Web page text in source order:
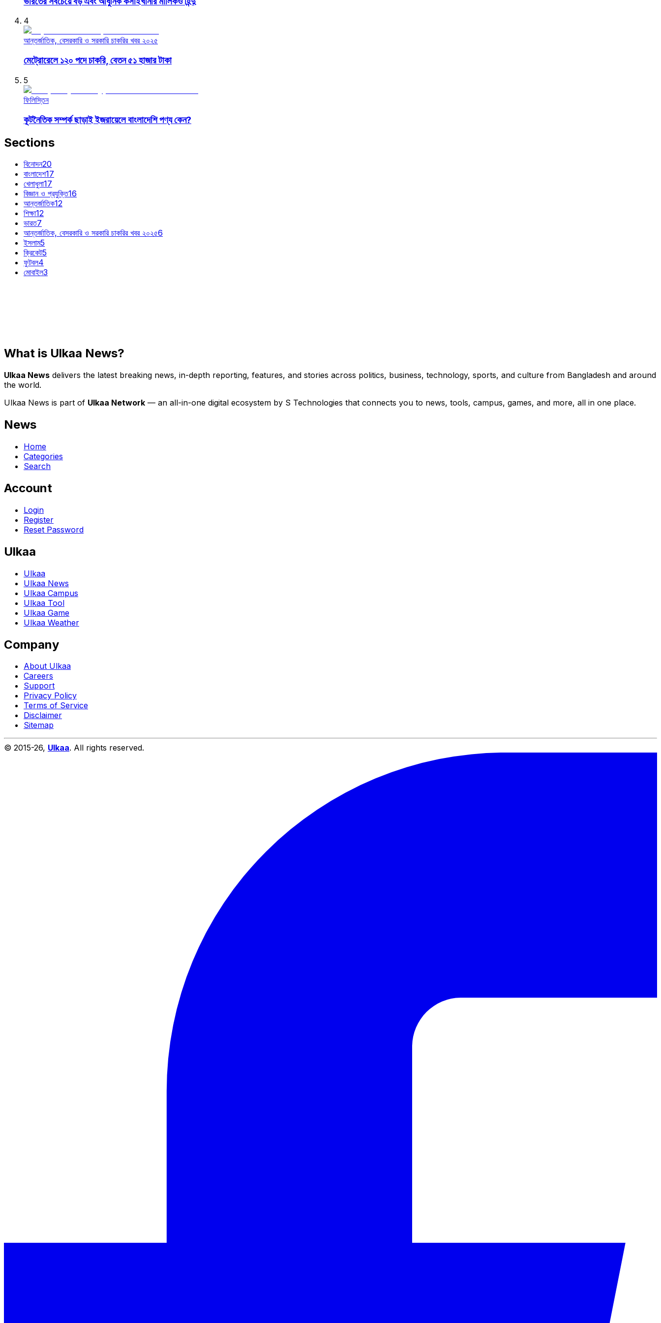
4
আন্তর্জাতিক, বেসরকারি ও সরকারি চাকরির খবর ২০২৫
মেট্রোরেলে ১২০ পদে চাকরি, বেতন ৫১ হাজার টাকা
5
ফিলিস্তিন
কূটনৈতিক সম্পর্ক ছাড়াই ইজরায়েলে বাংলাদেশি পণ্য কেন?
Sections
বিনোদন20
বাংলাদেশ17
খেলাধুলা17
বিজ্ঞান ও প্রযুক্তি16
আন্তর্জাতিক12
শিক্ষা12
ভারত7
আন্তর্জাতিক, বেসরকারি ও সরকারি চাকরির খবর ২০২৫6
ইসলাম5
ক্রিকেট5
ফুটবল4
মোবাইল3
What is Ulkaa News?
Ulkaa News delivers the latest breaking news, in-depth reporting, features, and stories across politics, business, technology, sports, and culture from Bangladesh and around
the world.
Ulkaa News is part of Ulkaa Network — an all-in-one digital ecosystem by S Technologies that connects you to news, tools, campus, games, and more, all in one place.
News
Home
Categories
Search
Account
Login
Register
Reset Password
Ulkaa
Ulkaa
Ulkaa News
Ulkaa Campus
Ulkaa Tool
Ulkaa Game
Ulkaa Weather
Company
About Ulkaa
Careers
Support
Privacy Policy
Terms of Service
Disclaimer
Sitemap
© 2015-26, Ulkaa. All rights reserved.